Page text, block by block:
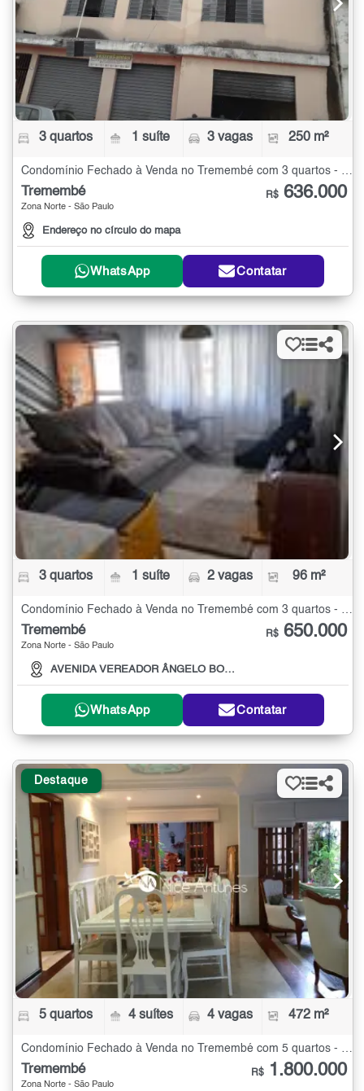
3 quartos 1 suíte 3 vagas 250 m²
Condomínio Fechado à Venda no Tremembé com 3 quartos - 250 m²
Tremembé
Zona Norte - São Paulo
Endereço no círculo do mapa
R$ 636.000
WhatsApp Contatar
3 quartos 1 suíte 2 vagas 96 m²
Condomínio Fechado à Venda no Tremembé com 3 quartos - 96 m²
Tremembé
Zona Norte - São Paulo
AVENIDA VEREADOR ÂNGELO BORTOLO , 60
R$ 650.000
WhatsApp Contatar
Destaque
5 quartos 4 suítes 4 vagas 472 m²
Condomínio Fechado à Venda no Tremembé com 5 quartos - 472 m²
Tremembé
Zona Norte - São Paulo
R$ 1.800.000